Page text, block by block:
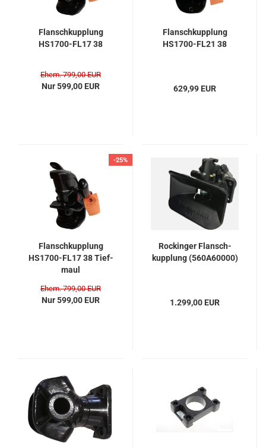
Flansch­kupp­lung
HS1700-​​FL17 38
Ehem. 799,00 EUR
Nur 599,00 EUR
Flansch­kupp­lung
HS1700-​​FL21 38
629,99 EUR
-25%
Flansch­kupp­lung
HS1700-​​FL17 38 Tief­
maul
Ehem. 799,00 EUR
Nur 599,00 EUR
Ro­ck­in­ger Flansch­
kupp­lung (560A60000)
1.299,00 EUR